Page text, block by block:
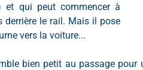
et qui peut commencer à
derrière le rail. Mais il pose
vers la voiture...
bien petit au passage